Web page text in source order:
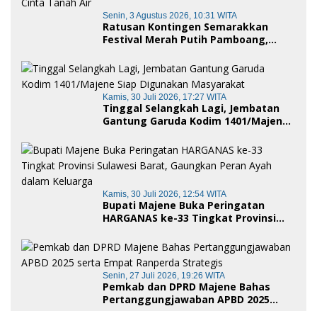
Senin, 3 Agustus 2026, 10:31 WITA
Ratusan Kontingen Semarakkan
Festival Merah Putih Pamboang,
Royong dan Cinta Tanah Air
Kamis, 30 Juli 2026, 17:27 WITA
Tinggal Selangkah Lagi, Jembatan
Gantung Garuda Kodim 1401/Majene
Kamis, 30 Juli 2026, 12:54 WITA
Bupati Majene Buka Peringatan
HARGANAS ke-33 Tingkat Provinsi
Ayah dalam Keluarga
Senin, 27 Juli 2026, 19:26 WITA
Pemkab dan DPRD Majene Bahas
Pertanggungjawaban APBD 2025